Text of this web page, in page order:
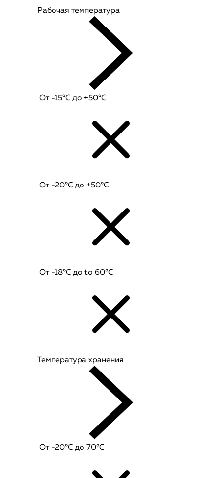
Рабочая температура
От -15°C до +50°C
От -20°C до +50°C
От -18°C до to 60°C
Температура хранения
От -20°C до 70°C